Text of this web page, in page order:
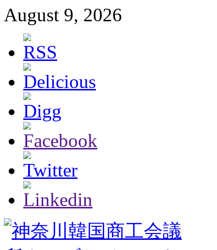
August 9, 2026